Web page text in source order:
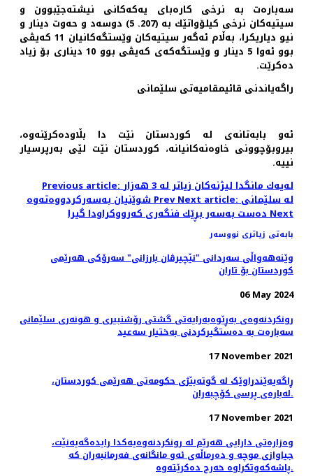
سه‌باره‌ت به‌ نرخی كاره‌بای یه‌كه‌كانی نیشته‌جێبوون و
سیتیه‌كان نرخی كیلۆواتێك به‌ (207. 5) دوسه‌د و حه‌وت دینار و
نیو دیاریكرا، به‌ڵام ئه‌گه‌ر سیتیه‌كان وێستگه‌كانیان 11 كه‌یڤی
بوو ئه‌وا 5 دینار و وێستگه‌كه‌ی كه‌یڤی بوو 10 دیناری بۆ زیاد
ده‌كرێت.
راگه‌یاندنی قائیمقامیه‌تی سلێمانی
ئه‌و بابه‌تانه‌ی له‌ کوردستان نێت دا بڵاوده‌کرێنه‌وه‌،
بیروبۆچوونی خاوه‌نه‌کانیانه‌، کوردستان نێت لێی به‌رپرسیار
نییه‌.
Previous article: له‌یه‌ك مانگدا لیژنه‌كان زیاتر له‌ 3 هه‌زار
شوێنیان به‌سه‌ركردووه‌ته‌وه‌PrevNext article: له‌ سلێمانی
ده‌ست به‌سه‌ر بڕێك فنگه‌ری كه‌رووكراودا گیراNext
بابەتی زیاتری نووسەر
وێنه‌هه‌واڵی سه‌ردانی "نێچیرڤان بارزانی" سەرۆکی هەرێمی
کوردستان بۆ تاران
06 May 2024
رونکردنەوەی بەڕێوەبەرایەتی گشتی رۆشنبیری و هونەری سلێمانی
سەبارەت بە دەستگیرکردنی بەختیار سەعید
17 November 2021
ڕاگەیەێندراوێک لە گوتەبێژی حکومەتی ھەرێمی کوردستان،
لەبارەی پرسی کۆچبەران.
17 November 2021
وەزارەتی دارایی هەرێم لە رونکردنەوەیەکدا رایدەگەیەنێت،
جیاوازی موچە و دەرماڵەی ئەو مانگانەی فەرمانبەران کە
پاشەکەوتکراوە خەرج دەکرێتەوە.